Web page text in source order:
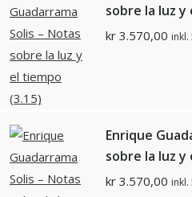
sobre la luz y
kr 3.570,00 inkl.
Enrique
sobre la luz y
kr 3.570,00 inkl.